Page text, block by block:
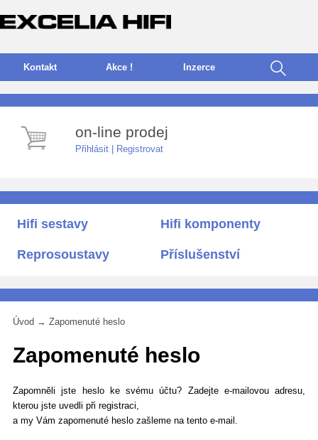
Kontakt Akce ! nzerce
on-line prodej
Přihlásit Registrovat
Hifi sestavy Hifi komponenty
Reprosoustavy Příslušenství
Úvod → Zapomenuté heslo
Zapomenuté heslo
Zapomněli jste heslo ke svému účtu? Zadejte e-mailovou adresu,
kterou jste uvedli při registraci,
a my Vám zapomenuté heslo zašleme na tento e-mail.